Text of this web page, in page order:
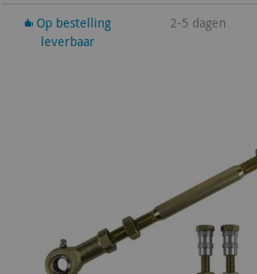
Op bestelling
leverbaar
2-5 dagen